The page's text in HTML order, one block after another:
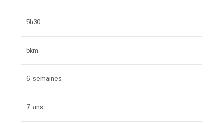
5h30
5km
6 semaines
7 ans